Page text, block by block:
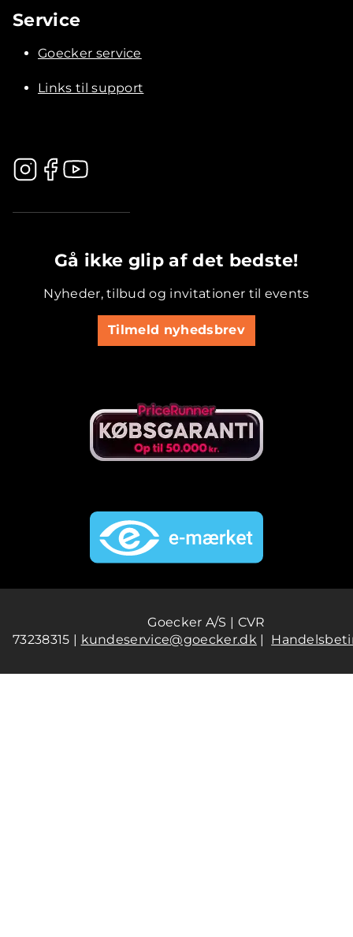
Service
Goecker service
Links til support
Gå ikke glip af det bedste!
Nyheder, tilbud og invitationer til events
Tilmeld nyhedsbrev
Goecker A/S | CVR
73238315 | kundeservice@goecker.dk|